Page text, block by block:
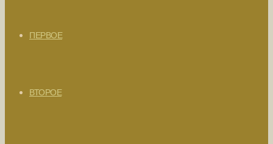
ПЕРВОЕ
ВТОРОЕ